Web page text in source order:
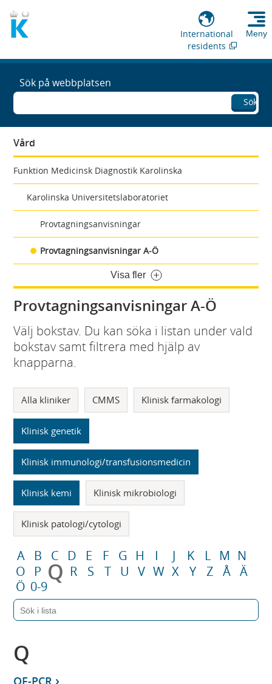
International
residents
Meny
Sök på webbplatsen
Sök
Vård
Funktion Medicinsk Diagnostik Karolinska
Karolinska Universitetslaboratoriet
Provtagningsanvisningar
Provtagningsanvisningar A-Ö
Visa fler
Provtagningsanvisningar A-Ö
Välj bokstav. Du kan söka i listan under vald
bokstav samt filtrera med hjälp av
knapparna.
Alla kliniker CMMS Klinisk farmakologi
Klinisk genetik
Klinisk immunologi/transfusionsmedicin
Klinisk kemi Klinisk mikrobiologi
Klinisk patologi/cytologi
A B C D E F G H I J K L M N
O
P Q R S T U V W X Y Z Å Ä
Ö 0-9
Q
QF-PCR